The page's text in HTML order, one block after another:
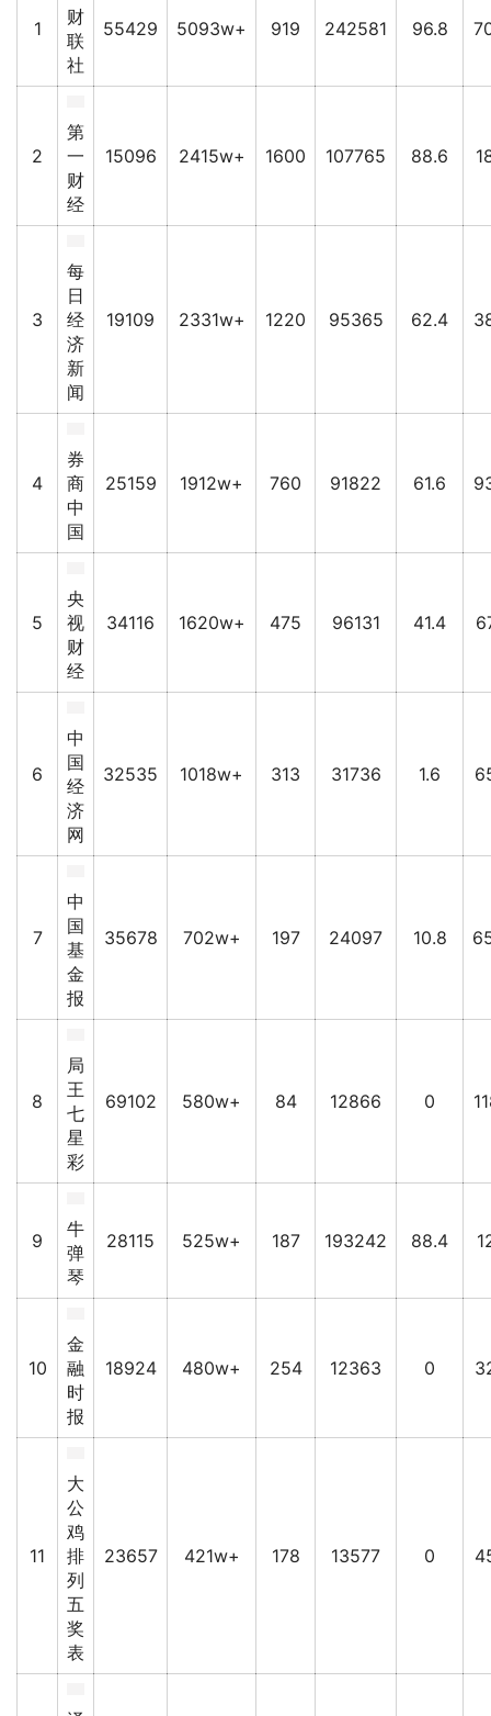
1
财
联
社
55429 5093w+ 919 242581 96.8
2
第
一
财
经
15096 2415w+ 1600 107765 88.6
3
每
日
经
济
新
闻
19109 2331w+ 1220 95365 62.4
4
券
商
中
国
25159 1912w+ 760 91822 61.6
5
央
视
财
经
34116 1620w+ 475 96131 41.4
6
中
国
经
济
网
32535 1018w+ 313 31736 1.6
7
中
国
基
金
报
35678 702w+ 197 24097 10.8
8
局
王
七
星
彩
69102 580w+ 84 12866 0
9
牛
弹
琴
28115 525w+ 187 193242 88.4
10
金
融
时
报
18924 480w+ 254 12363 0
11
大
公
鸡
排
列
五
奖
表
23657 421w+ 178 13577 0